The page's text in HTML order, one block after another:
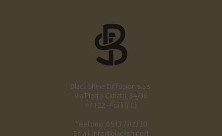
Black Shine Diffusion s.a.s.
via Pietro Cimatti, 34/36
47122 - Forlì (FC)
Telefono: 0543 782330
Email: info@blackshine.it